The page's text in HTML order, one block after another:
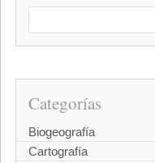
Categorías
Biogeografía
Cartografía